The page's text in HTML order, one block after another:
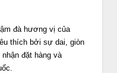
đà hương vị của
thích bởi sự dai, giòn
đặt hàng và